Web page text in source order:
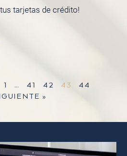
tarjetas de crédito!
1 … 41 42 43
44
»